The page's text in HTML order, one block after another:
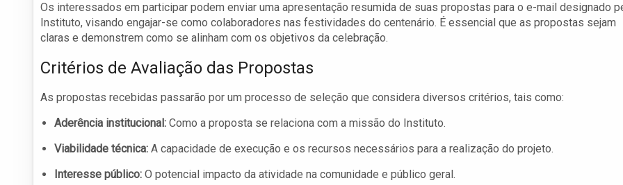
Os interessados em participar podem enviar uma apresentação resumida de suas propostas para o e-mail designado
Instituto, visando engajar-se como colaboradores nas festividades do centenário. É essencial que as propostas sejam
claras e demonstrem como se alinham com os objetivos da celebração.
Critérios de Avaliação das Propostas
As propostas recebidas passarão por um processo de seleção que considera diversos critérios, tais como:
Aderência institucional: Como a proposta se relaciona com a missão do Instituto.
Viabilidade técnica: A capacidade de execução e os recursos necessários para a realização do projeto.
Interesse público: O potencial impacto da atividade na comunidade e público geral.